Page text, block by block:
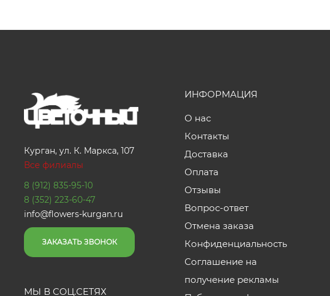
Курган, ул. К. Маркса, 107
Все филиалы
8 (912) 835-95-10
8 (352) 223-60-47
info@flowers-kurgan.ru
ЗАКАЗАТЬ ЗВОНОК
МЫ В СОЦ.СЕТЯХ
ИНФОРМАЦИЯ
О нас
Контакты
Доставка
Оплата
Отзывы
Вопрос-ответ
Отмена заказа
Конфиденциальность
Соглашение на
получение рекламы